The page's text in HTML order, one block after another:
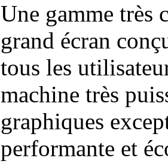
Une gamme très
grand écran
tous les
machine très
graphiques
performante et